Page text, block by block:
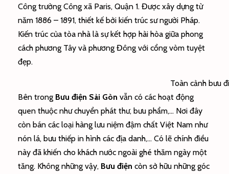
Công trường Công xã Paris, Quận 1. Được xây dựng từ
năm 1886 – 1891, thiết kế bởi kiến trúc sư người Pháp.
Kiến trúc của tòa nhà là sự kết hợp hài hòa giữa phong
cách phương Tây và phương Đông với cổng vòm tuyệt
đẹp.
Toàn cảnh bưu
Bên trong Bưu điện Sài Gòn vẫn có các hoạt động
quen thuộc như chuyển phát thư, bưu phẩm,… Nơi đây
còn bán các loại hàng lưu niệm đậm chất Việt Nam như
nón lá, bưu thiếp in hình các địa danh,… Có lẽ chính điều
này đã khiến cho khách nước ngoài ghé thăm ngày một
tăng. Không những vậy, Bưu điện còn sở hữu những góc